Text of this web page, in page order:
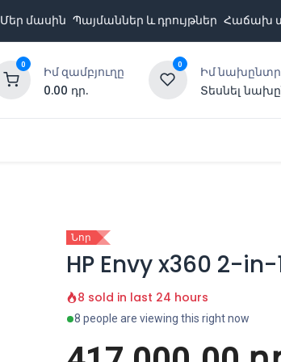
Մեր մասին Պայմաններ և դրույթներ Հաճախ
0
Իմ զամբյուղը
0.00 դր.
0
Իմ
Տեսնել
Նոր
HP Envy x360 2-
8 sold in last 24 hours
8 people are viewing this right now